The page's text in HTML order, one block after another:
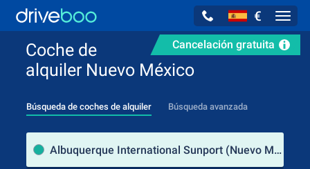
€
Cancelación gratuita
Coche de
alquiler Nuevo México
Búsqueda de coches de alquiler Búsqueda avanzada
Albuquerque International Sunport (Nuevo México / Estados Unidos de América)